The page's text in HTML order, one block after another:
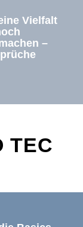
Vielfalt
–
TEC